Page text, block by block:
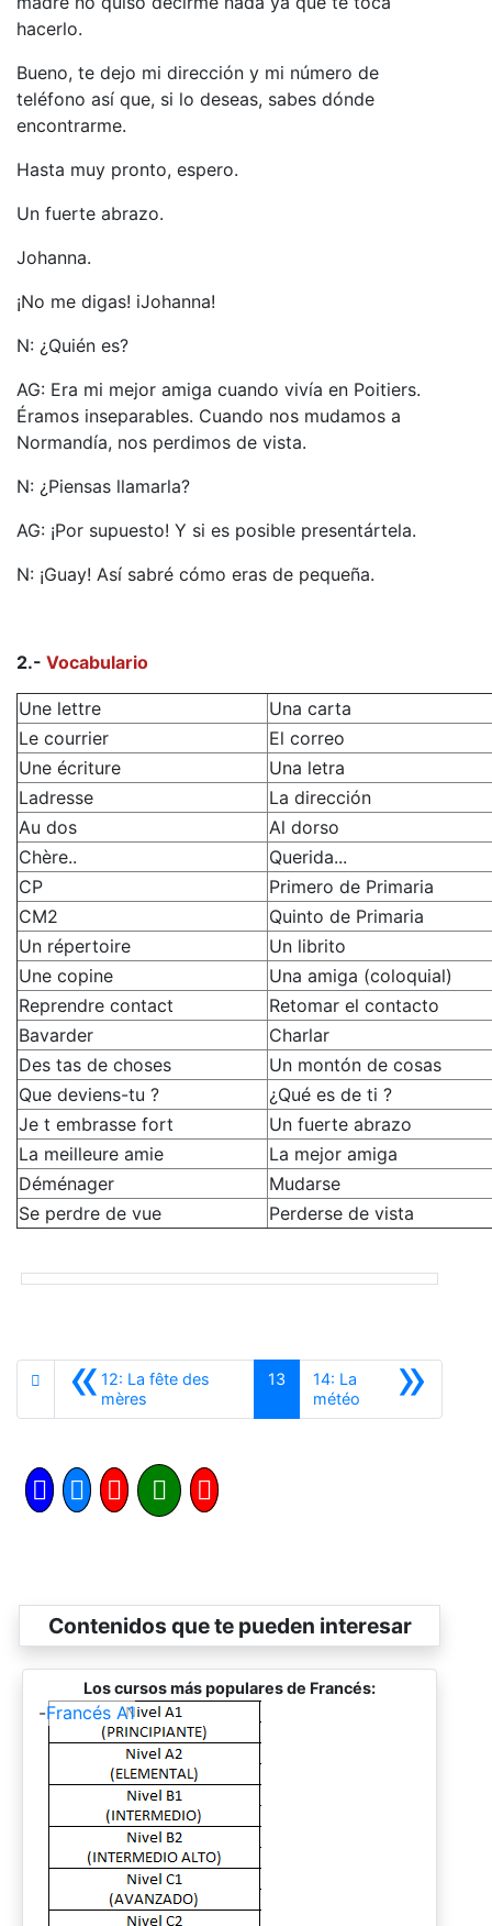
hacerlo.
Bueno, te dejo mi dirección y mi número de
teléfono así que, si lo deseas, sabes dónde
encontrarme.
Hasta muy pronto, espero.
Un fuerte abrazo.
Johanna.
¡No me digas! iJohanna!
N: ¿Quién es?
AG: Era mi mejor amiga cuando vivía en Poitiers.
Éramos inseparables. Cuando nos mudamos a
Normandía, nos perdimos de vista.
N: ¿Piensas llamarla?
AG: ¡Por supuesto! Y si es posible presentártela.
N: ¡Guay! Así sabré cómo eras de pequeña.
2.- Vocabulario
Une lettre
Una carta
Le courrier
El correo
Une écriture
Una letra
Ladresse
La dirección
Au dos
Al dorso
Chère..
Querida...
CP
Primero de Primaria
CM2
Quinto de Primaria
Un répertoire
Un librito
Une copine
Una amiga (coloquial)
Reprendre contact
Retomar el contacto
Bavarder
Charlar
Des tas de choses
Un montón de cosas
Que deviens-tu ?
¿Qué es de ti ?
Je t embrasse fort
Un fuerte abrazo
La meilleure amie
La mejor amiga
Déménager
Mudarse
Se perdre de vue
Perderse de vista
«12: La fête des
mères
13 »
14: La
météo Siguiente
Contenidos que te pueden interesar
Los cursos más populares de Francés:
-Francés A1